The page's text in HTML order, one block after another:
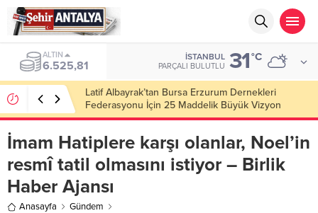
ALTIN
6.525,81
İSTANBUL
PARÇALI BULUTLU 31°C
Latif Albayrak’tan Bursa Erzurum Dernekleri
Federasyonu İçin 25 Maddelik Büyük Vizyon
İmam Hatiplere karşı olanlar, Noel’in
resmî tatil olmasını istiyor – Birlik
Haber Ajansı
Anasayfa
Gündem